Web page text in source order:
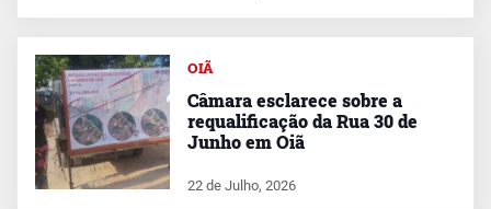
OIÃ
Câmara esclarece sobre a
requalificação da Rua 30 de
Junho em Oiã
22 de Julho, 2026